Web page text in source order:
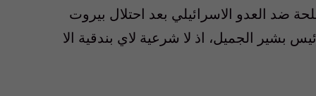
المسلحة ضد العدو الاسرائيلي بعد احتلال بيروت
بشير الجميل، اذ لا شرعية لاي بندقية الا